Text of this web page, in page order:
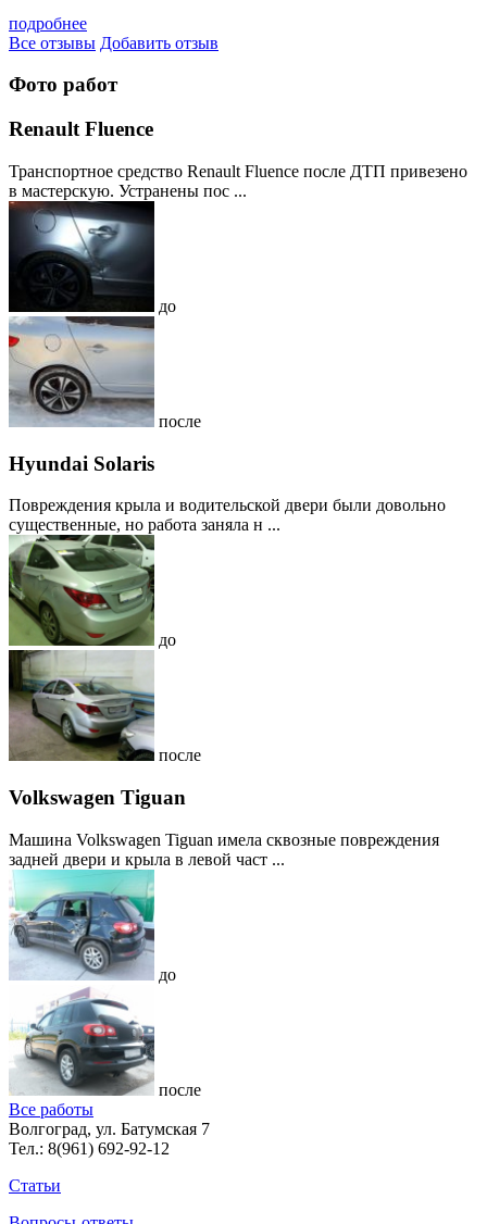
подробнее
Все отзывы Добавить отзыв
Фото работ
Renault Fluence
Транспортное средство Renault Fluence после ДТП привезено
в мастерскую. Устранены пос ...
до
после
Hyundai Solaris
Повреждения крыла и водительской двери были довольно
существенные, но работа заняла н ...
до
после
Volkswagen Tiguan
Машина Volkswagen Tiguan имела сквозные повреждения
задней двери и крыла в левой част ...
до
после
Все работы
Волгоград, ул. Батумская 7
Тел.: 8(961) 692-92-12
Статьи